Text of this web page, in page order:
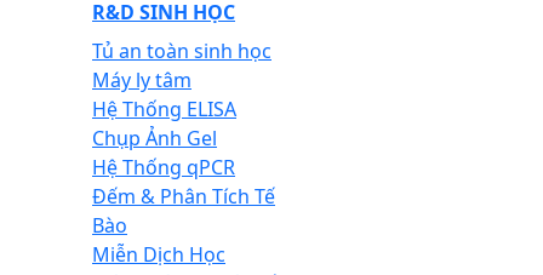
R&D SINH HỌC
Tủ an toàn sinh học
Máy ly tâm
Hệ Thống ELISA
Chụp Ảnh Gel
Hệ Thống qPCR
Đếm & Phân Tích Tế
Bào
Miễn Dịch Học